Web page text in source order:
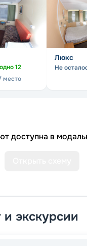
12
место
Люкс
Не
доступна в
экскурсии